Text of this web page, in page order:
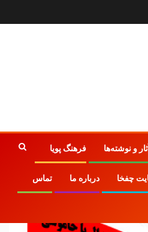
آثار و نوشته‌ها فرهنگ پویا
چفخا درباره ما تماس